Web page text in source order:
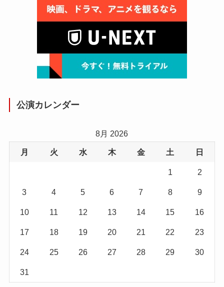
公演カレンダー
8月 2026
月 火 水 木 金 土 日
1 2
3 4 5 6 7 8 9
10 11 12 13 14 15 16
17 18 19 20 21 22 23
24 25 26 27 28 29 30
31